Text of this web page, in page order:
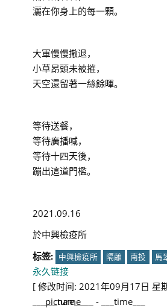
灑在你身上的每一顆。
大軍慢慢撤退，
小草昂頭未被摧，
天空還留著一絲餘暉。
等待送餐，
等待廣播喊，
等待十四天後，
蹦出這道門檻。
2021.09.16
於中興檢疫所
标签: 中興檢疫所 隔離 南投 馬
永久链接
[ 修改时间: 2021年09月17日 星
___picture___
___name___ -
___time___